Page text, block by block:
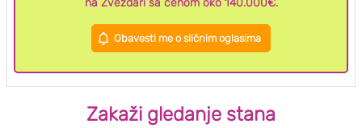
na Zvezdari sa cenom oko 140.000€.
Obavesti me o sličnim oglasima
Zakaži gledanje stana